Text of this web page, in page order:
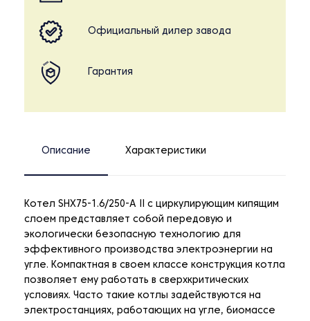
Официальный дилер завода
Гарантия
Описание Характеристики
Котел SHX75-1.6/250-A II с циркулирующим кипящим
слоем представляет собой передовую и
экологически безопасную технологию для
эффективного производства электроэнергии на
угле. Компактная в своем классе конструкция котла
позволяет ему работать в сверхкритических
условиях. Часто такие котлы задействуются на
электростанциях, работающих на угле, биомассе